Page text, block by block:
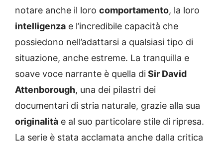
notare anche il loro comportamento, la loro
intelligenza e l’incredibile capacità che
possiedono nell’adattarsi a qualsiasi tipo di
situazione, anche estreme. La tranquilla e
soave voce narrante è quella diSir David
Attenborough, una dei pilastri dei
documentari di stria naturale, grazie alla sua
originalità e al suo particolare stile di ripresa.
La serie è stata acclamata anche dalla critica